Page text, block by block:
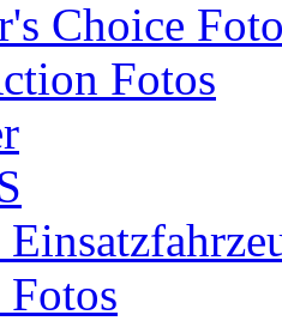
Choice
Fotos
Fotos